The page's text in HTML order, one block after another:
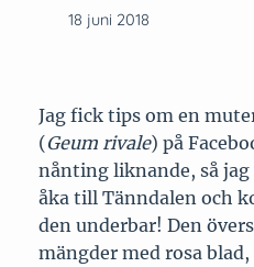
18 juni 2018
Jag fick tips om en
(Geum rivale) på
nånting liknande, så
åka till Tänndalen och
den underbar! Den
mängder med rosa